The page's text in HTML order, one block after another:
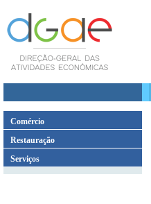
Comércio
Restauração
Serviços